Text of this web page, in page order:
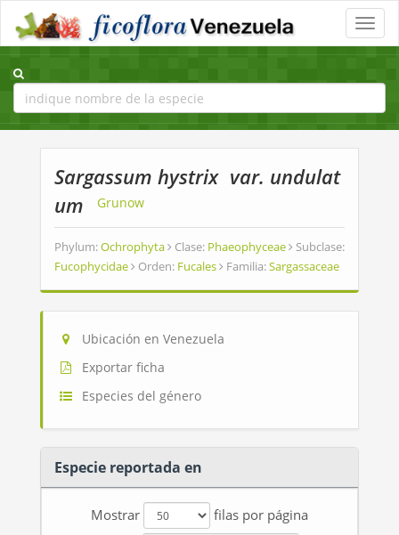
Toggle
Sargassum hystrix var. undulat
um
Grunow
Phylum:Ochrophyta Clase: Phaeophyceae
Subclase:
Fucophycidae
Orden: Fucales Familia:Sargassaceae
Ubicación en Venezuela
Exportar ficha
Especies del género
Especie reportada en
Mostrar
filas por página